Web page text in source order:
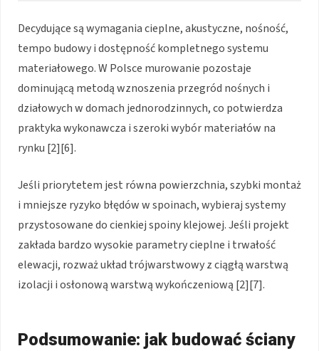
Decydujące są wymagania cieplne, akustyczne, nośność,
tempo budowy i dostępność kompletnego systemu
materiałowego. W Polsce murowanie pozostaje
dominującą metodą wznoszenia przegród nośnych i
działowych w domach jednorodzinnych, co potwierdza
praktyka wykonawcza i szeroki wybór materiałów na
rynku [2][6].
Jeśli priorytetem jest równa powierzchnia, szybki montaż
i mniejsze ryzyko błędów w spoinach, wybieraj systemy
przystosowane do cienkiej spoiny klejowej. Jeśli projekt
zakłada bardzo wysokie parametry cieplne i trwałość
elewacji, rozważ układ trójwarstwowy z ciągłą warstwą
izolacji i osłonową warstwą wykończeniową [2][7].
Podsumowanie: jak budować ściany